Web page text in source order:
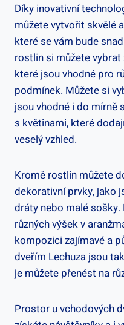
Díky inovativní
můžete vytvořit skvělé
které se vám bude
rostlin si můžete
které jsou vhodné pro
podmínek. Můžete si
jsou vhodné i do mírně
s květinami, které
veselý vzhled.
Kromě rostlin můžete
dekorativní prvky, jako
dráty nebo malé
různých výšek v
kompozici zajímavé a
dveřím Lechuza jsou
je můžete přenést na
Prostor u vchodových